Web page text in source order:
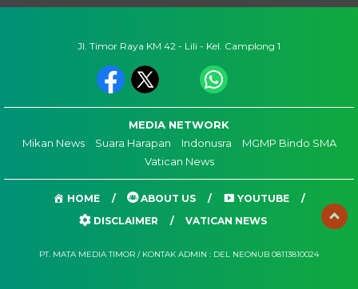
Jl. Timor Raya KM 42 - Lili - Kel. Camplong 1
MEDIA NETWORK
Mikan News
Suara Harapan Indonusra
MGMP Bindo SMA
Vatican News
HOME ABOUT US
YOUTUBE
DISCLAIMER
VATICAN NEWS
PT. MATA MEDIA TIMOR / KONTAK ADMIN : DEL NEONUB 08113810024